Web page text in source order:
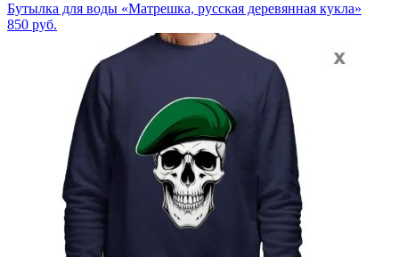
Бутылка для воды «Матрешка, русская деревянная кукла»
850 руб.